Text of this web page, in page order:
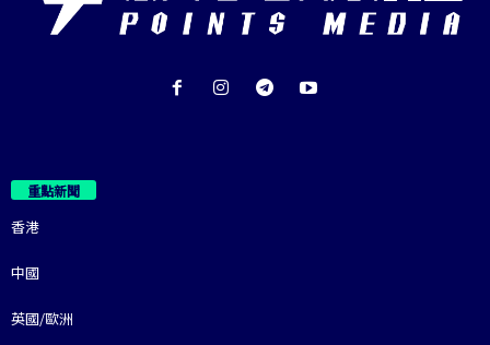
重點新聞
香港
中國
英國/歐洲